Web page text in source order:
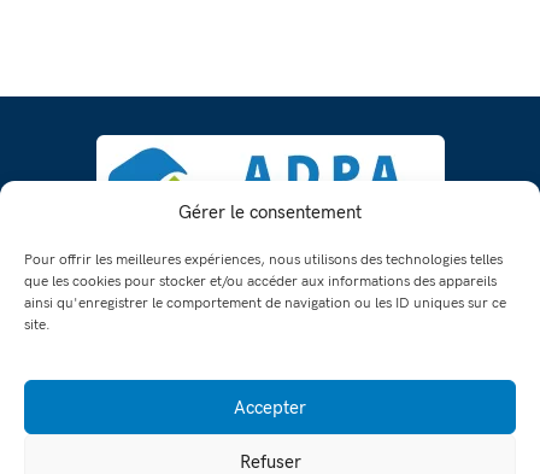
Gérer le consentement
Pour offrir les meilleures expériences, nous utilisons des technologies telles
que les cookies pour stocker et/ou accéder aux informations des appareils
ainsi qu'enregistrer le comportement de navigation ou les ID uniques sur ce
site.
Accepter
Refuser
17 av Henri Barbusse,
accueil@adpa-nordisere.org